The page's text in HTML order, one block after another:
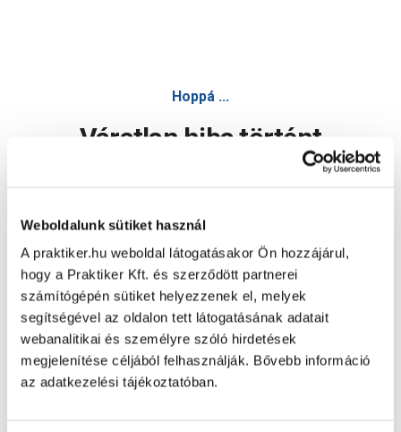
Weboldalunk sütiket használ
A praktiker.hu weboldal látogatásakor Ön hozzájárul,
hogy a Praktiker Kft. és szerződött partnerei
számítógépén sütiket helyezzenek el, melyek
segítségével az oldalon tett látogatásának adatait
webanalitikai és személyre szóló hirdetések
megjelenítése céljából felhasználják. Bővebb információ
az adatkezelési tájékoztatóban.
Hoppá ...
Váratlan hiba történt
Oldal újratöltése